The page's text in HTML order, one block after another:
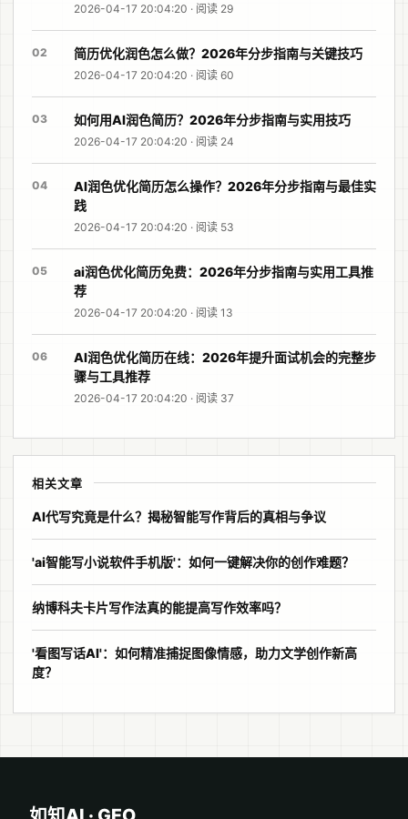
2026-04-17 20:04:20 · 阅读 29
02 简历优化润色怎么做？2026年分步指南与关键技巧
2026-04-17 20:04:20 · 阅读 60
03 如何用AI润色简历？2026年分步指南与实用技巧
2026-04-17 20:04:20 · 阅读 24
04
AI润色优化简历怎么操作？2026年分步指南与最佳实
践
2026-04-17 20:04:20 · 阅读 53
05
ai润色优化简历免费：2026年分步指南与实用工具推
荐
2026-04-17 20:04:20 · 阅读 13
06
AI润色优化简历在线：2026年提升面试机会的完整步
骤与工具推荐
2026-04-17 20:04:20 · 阅读 37
相关文章
AI代写究竟是什么？揭秘智能写作背后的真相与争议
'ai智能写小说软件手机版'：如何一键解决你的创作难题？
纳博科夫卡片写作法真的能提高写作效率吗？
'看图写话AI'：如何精准捕捉图像情感，助力文学创作新高
度？